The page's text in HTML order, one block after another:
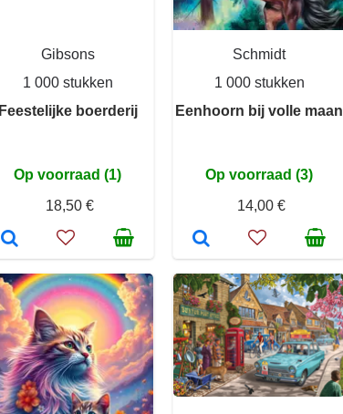
Gibsons
1 000 stukken
Feestelijke boerderij
Op voorraad (1)
18,50 €
Schmidt
1 000 stukken
Eenhoorn bij volle maan
Op voorraad (3)
14,00 €